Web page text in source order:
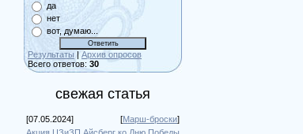
да
нет
вот, думаю...
Результаты | Архив опросов
Всего ответов: 30
свежая статья
[07.05.2024] [Марш-броски]